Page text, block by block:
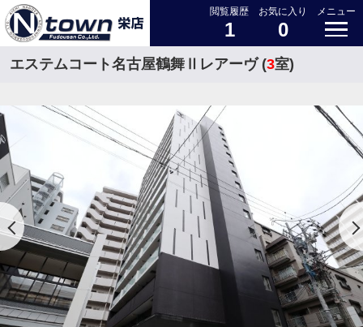
閲覧履歴
1
お気に入り
0
メニュー
エステムコート名古屋鶴舞Ⅱレアーヴ (3室)